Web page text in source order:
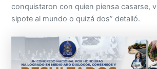
conquistaron con quien piensa casarse,
sipote al mundo o quizá dos” detalló.